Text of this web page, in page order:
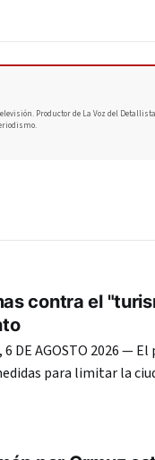
Productor de La Voz del
contra el
6 DE AGOSTO 2026 —
para limitar la
mantiene su ofensiva